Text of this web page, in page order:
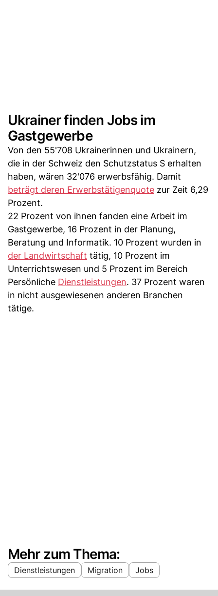
Ukrainer finden Jobs im
Gastgewerbe
Von den 55'708 Ukrainerinnen und Ukrainern,
die in der Schweiz den Schutzstatus S erhalten
haben, wären 32'076 erwerbsfähig. Damit
beträgt deren Erwerbstätigenquote zur Zeit 6,29
Prozent.
22 Prozent von ihnen fanden eine Arbeit im
Gastgewerbe, 16 Prozent in der Planung,
Beratung und Informatik. 10 Prozent wurden in
der Landwirtschaft tätig, 10 Prozent im
Unterrichtswesen und 5 Prozent im Bereich
Persönliche Dienstleistungen. 37 Prozent waren
in nicht ausgewiesenen anderen Branchen
tätige.
Mehr zum Thema:
Dienstleistungen Migration Jobs